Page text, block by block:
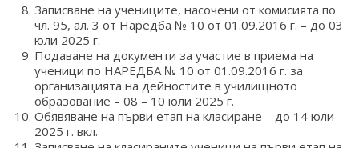
Записване на учениците, насочени от комисията по
чл. 95, ал. 3 от Наредба № 10 от 01.09.2016 г. – до 03
юли 2025 г.
Подаване на документи за участие в приема на
ученици по НАРЕДБА № 10 от 01.09.2016 г. за
организацията на дейностите в училищното
образование – 08 – 10 юли 2025 г.
Обявяване на първи етап на класиране – до 14 юли
2025 г. вкл.